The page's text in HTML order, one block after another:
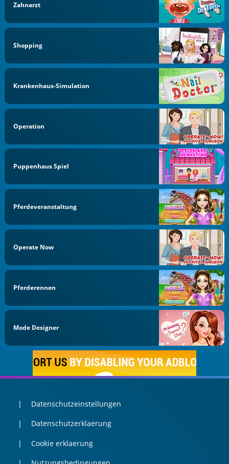
Zahnarzt
Shopping
Krankenhaus-Simulation
Operation
Puppenhaus Spiel
Pferdeveranstaltung
Operate Now
Pferderennen
Mode Designer
Datenschutzeinstellungen
Datenschutzerklaerung
Cookie erklaerung